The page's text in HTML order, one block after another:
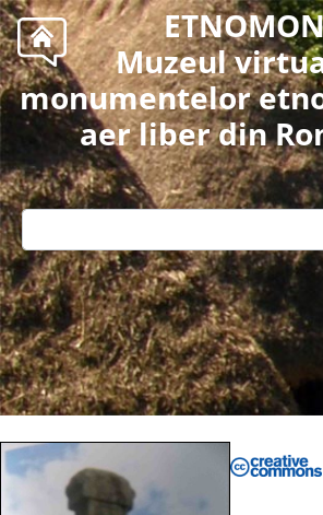
Muzeul
monumentelor
aer liber din